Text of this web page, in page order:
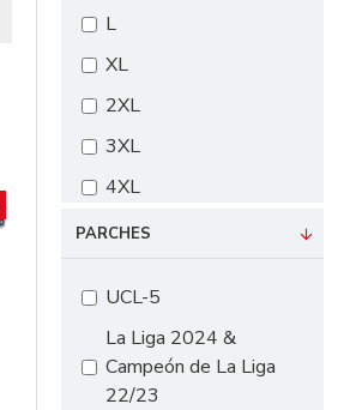
L
XL
2XL
3XL
4XL
#16 90cm-105cm
#20 115cm-125cm
#22 125cm-135cm
#24 135cm-145cm
PARCHES
UCL-5
La Liga 2024 &
Campeón de La Liga
22/23